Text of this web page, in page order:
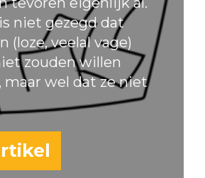
niet gezegd dat
(loze, veelal vage)
zouden willen
maar wel dat ze niet